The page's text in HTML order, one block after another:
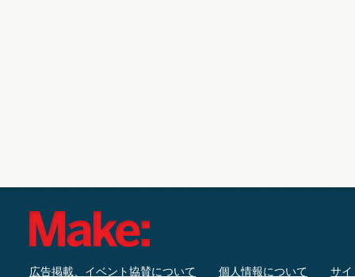
広告掲載、イベント協賛について 個人情報について サイ